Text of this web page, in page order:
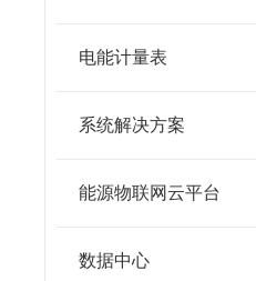
电能计量表
系统解决方案
能源物联网云平台
数据中心